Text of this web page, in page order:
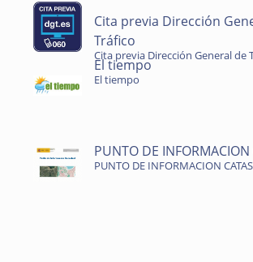
Cita previa Dirección
Tráfico
Cita previa Dirección General de
El tiempo
El tiempo
PUNTO DE INFORMACION
PUNTO DE INFORMACION